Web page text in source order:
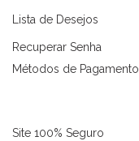
Lista de Desejos
Recuperar Senha
Métodos de Pagamento
Site 100% Seguro